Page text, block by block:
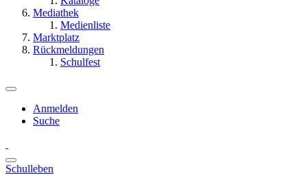
Mediathek
Medienliste
Marktplatz
Rückmeldungen
Schulfest
Anmelden
Suche
Schulleben